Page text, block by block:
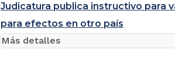
Judicatura publica instructivo para
para efectos en otro país
Más detalles